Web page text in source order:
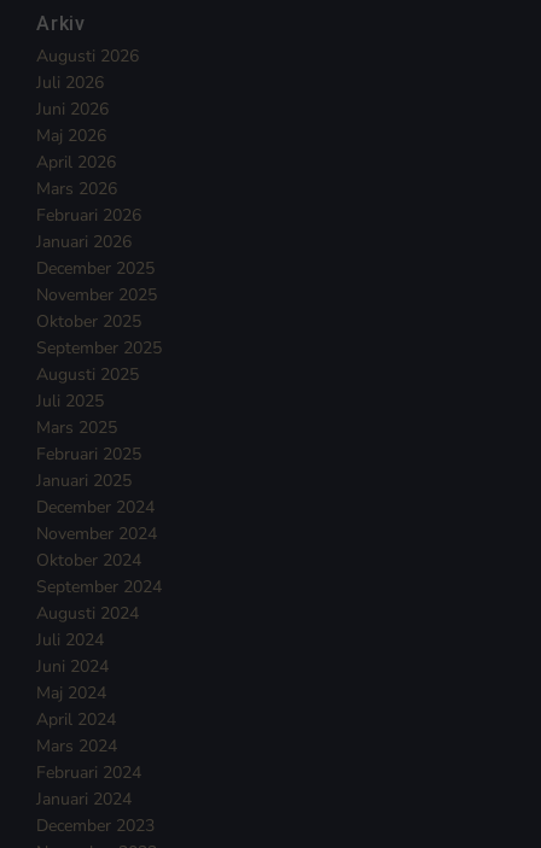
Arkiv
Augusti 2026
Juli 2026
Juni 2026
Maj 2026
April 2026
Mars 2026
Februari 2026
Januari 2026
December 2025
November 2025
Oktober 2025
September 2025
Augusti 2025
Juli 2025
Mars 2025
Februari 2025
Januari 2025
December 2024
November 2024
Oktober 2024
September 2024
Augusti 2024
Juli 2024
Juni 2024
Maj 2024
April 2024
Mars 2024
Februari 2024
Januari 2024
December 2023